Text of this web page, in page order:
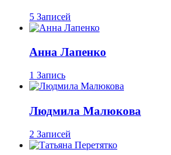
5 Записей
Анна Лапенко
1 Запись
Людмила Малюкова
2 Записей